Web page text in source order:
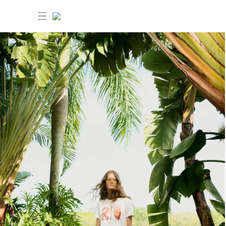
30% OFF ANIVERSÁRIO FARM
Novidades
Novidades
Ver tudo
Roupas
Roupas
Bazar
FARM Etc